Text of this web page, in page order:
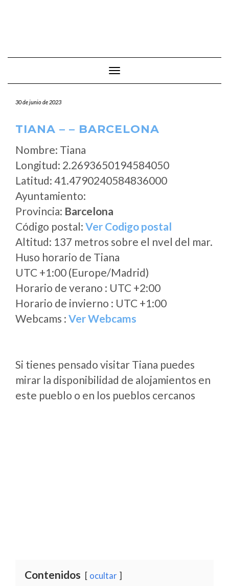
Cambiar modo de navegación
30 de junio de 2023
TIANA – – BARCELONA
Nombre: Tiana
Longitud: 2.2693650194584050
Latitud: 41.4790240584836000
Ayuntamiento:
Provincia: Barcelona
Código postal: Ver Codigo postal
Altitud: 137 metros sobre el nvel del mar.
Huso horario de Tiana
UTC +1:00 (Europe/Madrid)
Horario de verano : UTC +2:00
Horario de invierno : UTC +1:00
Webcams : Ver Webcams
Si tienes pensado visitar Tiana puedes
mirar la disponibilidad de alojamientos en
este pueblo o en los pueblos cercanos
Contenidos ocultar